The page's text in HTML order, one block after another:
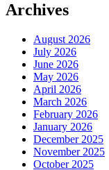
Archives
August 2026
July 2026
June 2026
May 2026
April 2026
March 2026
February 2026
January 2026
December 2025
November 2025
October 2025